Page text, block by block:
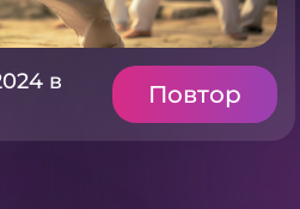
в
Повтор